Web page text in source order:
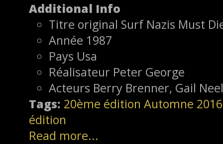
Additional Info
Titre original Surf Nazis Must
Année 1987
Pays Usa
Réalisateur Peter George
Acteurs Berry Brenner, Gail
Tags: 20ème édition Automne 2016
édition
Read more...